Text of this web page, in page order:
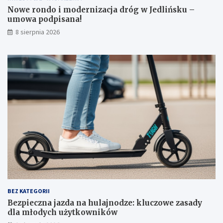
d
r
ó
g
J
e
d
i
ń
m
o
w
a
p
o
d
n
o
d
z
:
k
l
c
z
a
d
y
d
l
a
Nowe rondo i modernizacja dróg w Jedlińsku –
umowa podpisana!
8 sierpnia 2026
BEZ KATEGORII
Bezpieczna jazda na hulajnodze: kluczowe zasady
dla młodych użytkowników